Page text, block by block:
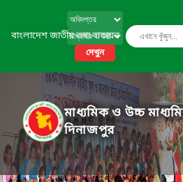
বাংলাদেশ জাতীয় তথ্য বাতায়ন
দেখুন
মাধ্যমিক ও উচ্চ
দিনাজপুর